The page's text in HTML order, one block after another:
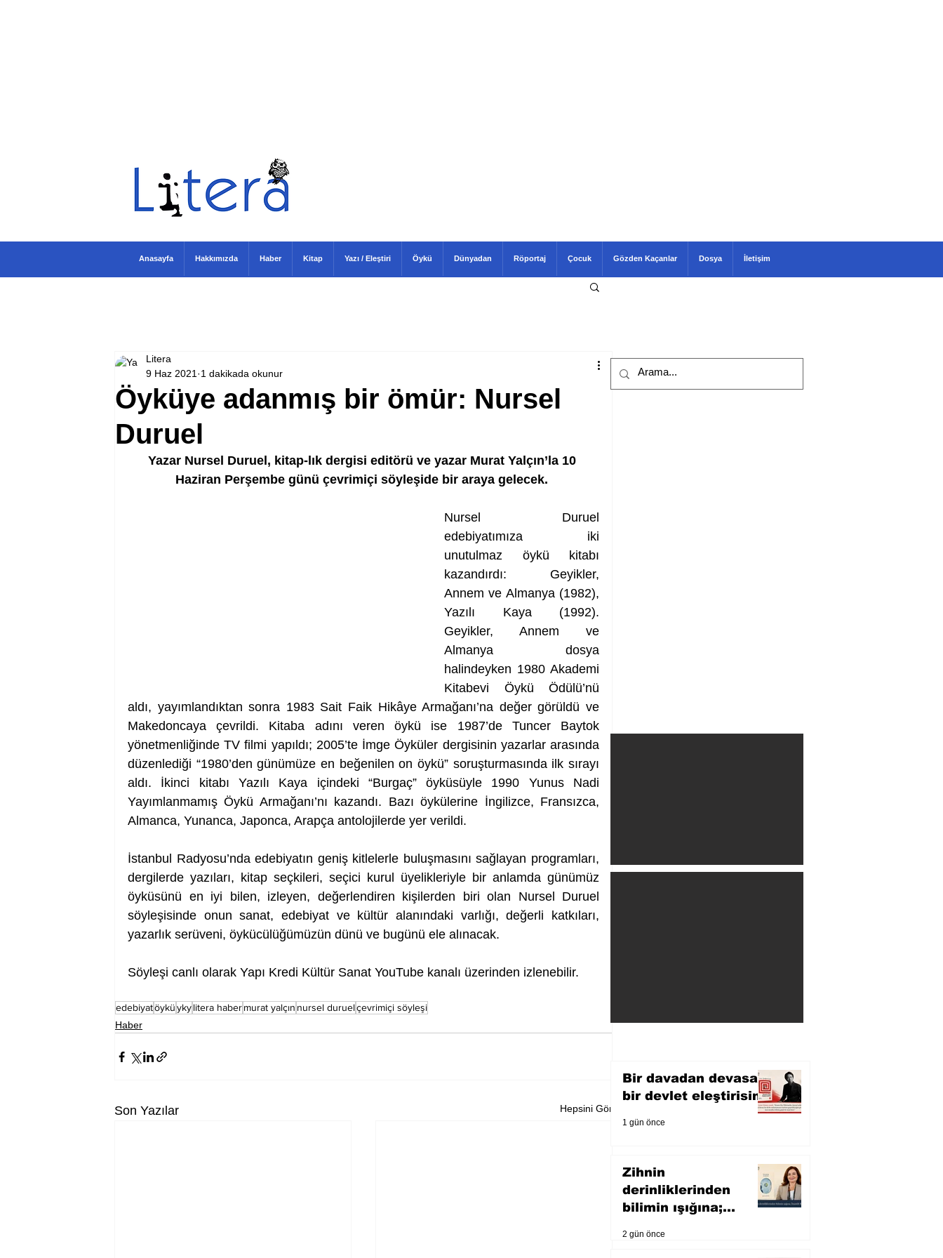
Öyküye adanmış bir ömür: Nursel
Duruel
Litera
9 Haz 2021 1 dakikada okunur
Yazar Nursel Duruel, kitap-lık dergisi editörü ve yazar Murat Yalçın’la 10
Haziran Perşembe günü çevrimiçi söyleşide bir araya gelecek.
Nursel Duruel
edebiyatımıza iki
unutulmaz öykü kitabı
kazandırdı: Geyikler,
Annem ve Almanya (1982),
Yazılı Kaya (1992).
Geyikler, Annem ve
Almanya dosya
halindeyken 1980 Akademi
Kitabevi Öykü Ödülü’nü
aldı, yayımlandıktan sonra 1983 Sait Faik Hikâye Armağanı’na değer görüldü ve
Makedoncaya çevrildi. Kitaba adını veren öykü ise 1987’de Tuncer Baytok
yönetmenliğinde TV filmi yapıldı; 2005’te İmge Öyküler dergisinin yazarlar arasında
düzenlediği “1980’den günümüze en beğenilen on öykü” soruşturmasında ilk sırayı
aldı. İkinci kitabı Yazılı Kaya içindeki “Burgaç” öyküsüyle 1990 Yunus Nadi
Yayımlanmamış Öykü Armağanı’nı kazandı. Bazı öykülerine İngilizce, Fransızca,
Almanca, Yunanca, Japonca, Arapça antolojilerde yer verildi.
İstanbul Radyosu’nda edebiyatın geniş kitlelerle buluşmasını sağlayan programları,
dergilerde yazıları, kitap seçkileri, seçici kurul üyelikleriyle bir anlamda günümüz
öyküsünü en iyi bilen, izleyen, değerlendiren kişilerden biri olan Nursel Duruel
söyleşisinde onun sanat, edebiyat ve kültür alanındaki varlığı, değerli katkıları,
yazarlık serüveni, öykücülüğümüzün dünü ve bugünü ele alınacak.
Söyleşi canlı olarak Yapı Kredi Kültür Sanat YouTube kanalı üzerinden izlenebilir.
edebiyatöyküykylitera habermurat yalçın nursel duruelçevrimiçi söyleşi
Haber
Son Yazılar Hepsini Gör
Bir davadan devasa
bir devlet eleştirisine
1 gün önce
Zihnin
derinliklerinden
bilimin ışığına;
2 gün önce
Anasayfa Hakkımızda Haber Kitap Yazı / Eleştiri Öykü Dünyadan Röportaj Çocuk Gözden Kaçanlar Dosya İletişim